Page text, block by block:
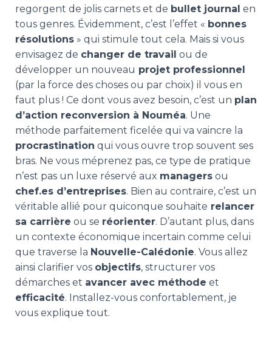
regorgent de jolis carnets et de bullet journal en
tous genres. Évidemment, c’est l’effet « bonnes
résolutions » qui stimule tout cela. Mais si vous
envisagez de changer de travail ou de
développer un nouveau projet professionnel
(par la force des choses ou par choix) il vous en
faut plus ! Ce dont vous avez besoin, c’est un plan
d’action reconversion à Nouméa. Une
méthode parfaitement ficelée qui va vaincre la
procrastination qui vous ouvre trop souvent ses
bras. Ne vous méprenez pas, ce type de pratique
n’est pas un luxe réservé aux managers ou
chef.es d’entreprises. Bien au contraire, c’est un
véritable allié pour quiconque souhaite relancer
sa carrière ou se réorienter. D’autant plus, dans
un contexte économique incertain comme celui
que traverse la Nouvelle-Calédonie. Vous allez
ainsi clarifier vos objectifs, structurer vos
démarches et avancer avec méthode et
efficacité. Installez-vous confortablement, je
vous explique tout.